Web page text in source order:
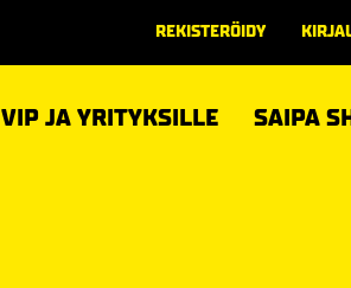
REKISTERÖIDY
VIP JA YRITYKSILLE SAIPA